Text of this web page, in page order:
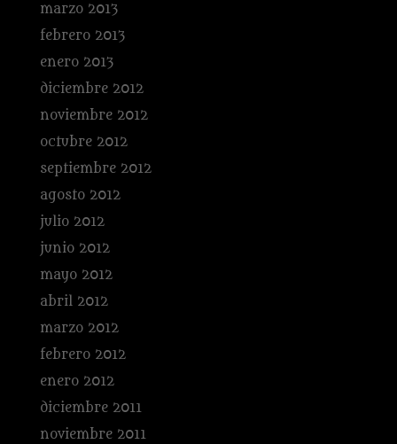
marzo 2013
febrero 2013
enero 2013
diciembre 2012
noviembre 2012
octubre 2012
septiembre 2012
agosto 2012
julio 2012
junio 2012
mayo 2012
abril 2012
marzo 2012
febrero 2012
enero 2012
diciembre 2011
noviembre 2011